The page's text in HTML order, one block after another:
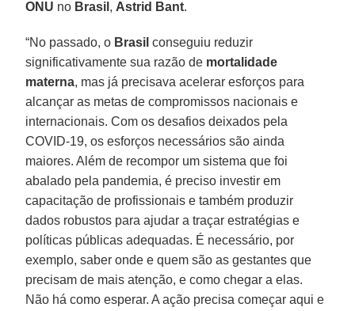
ONU no Brasil , Astrid Bant.
“No passado, o Brasil conseguiu reduzir
significativamente sua razão de mortalidade
materna, mas já precisava acelerar esforços para
alcançar as metas de compromissos nacionais e
internacionais. Com os desafios deixados pela
COVID-19, os esforços necessários são ainda
maiores. Além de recompor um sistema que foi
abalado pela pandemia, é preciso investir em
capacitação de profissionais e também produzir
dados robustos para ajudar a traçar estratégias e
políticas públicas adequadas. É necessário, por
exemplo, saber onde e quem são as gestantes que
precisam de mais atenção, e como chegar a elas.
Não há como esperar. A ação precisa começar aqui e